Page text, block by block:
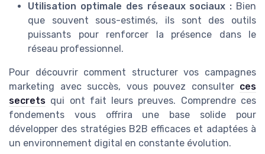
Utilisation optimale des réseaux sociaux : Bien
que souvent sous-estimés, ils sont des outils
puissants pour renforcer la présence dans le
réseau professionnel.
Pour découvrir comment structurer vos campagnes
marketing avec succès, vous pouvez consulter ces
secrets qui ont fait leurs preuves. Comprendre ces
fondements vous offrira une base solide pour
développer des stratégies B2B efficaces et adaptées à
un environnement digital en constante évolution.